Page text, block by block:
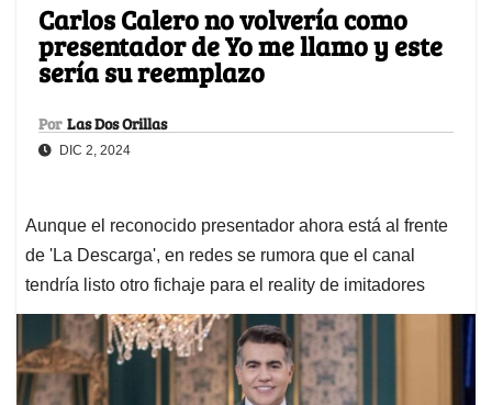
Carlos Calero no volvería como
presentador de Yo me llamo y este
sería su reemplazo
Por Las Dos Orillas
DIC 2, 2024
Aunque el reconocido presentador ahora está al frente
de 'La Descarga', en redes se rumora que el canal
tendría listo otro fichaje para el reality de imitadores